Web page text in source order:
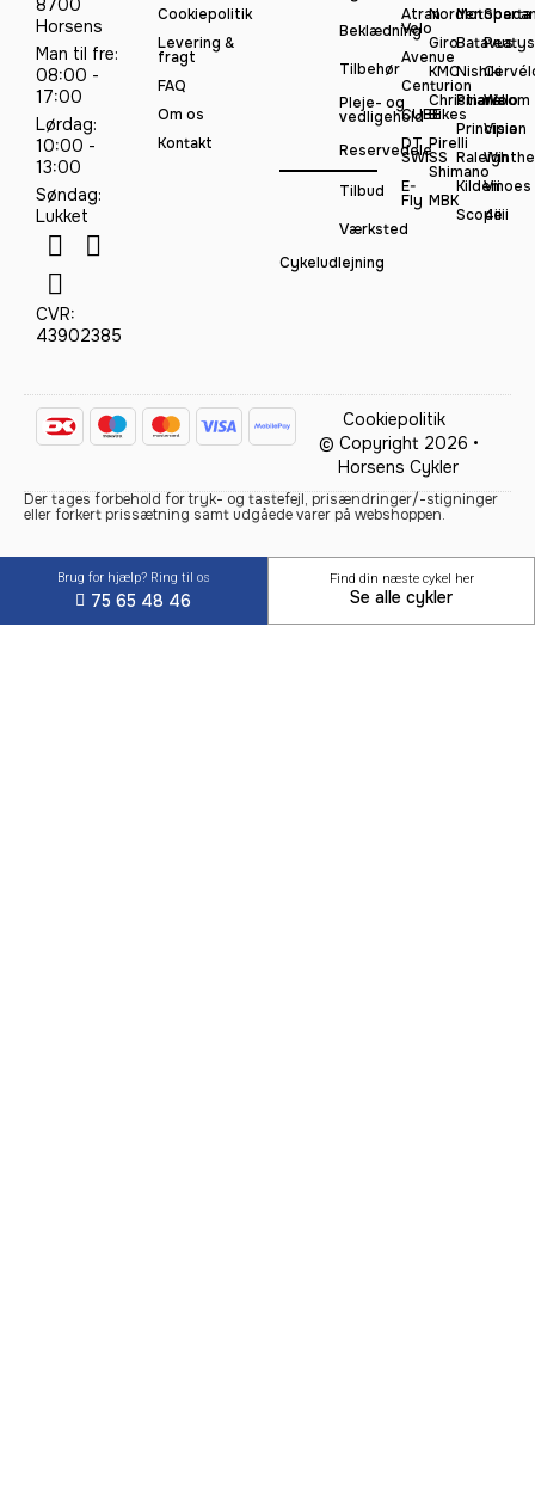
8700
Horsens
Man til fre:
08:00 -
17:00
Lørdag:
10:00 -
13:00
Søndag:
Lukket
CVR:
43902385
Cookiepolitik
Levering &
fragt
FAQ
Om os
Kontakt
Beklædning
Tilbehør
Pleje- og
vedligehold
Reservedele
Tilbud
Værksted
Cykeludlejning
Atran
Velo
Avenue
Centurion
CUBE
DT
SWISS
E-
Fly
Norden
Giro
KMC
Christiania
Bikes
Pirelli
Shimano
MBK
Batavus
Nishiki
Pinarello
Principia
Raleigh
Kildemoes
Scope
Sparta
Peatys
Woom
Vision
Vii
4iiii
Cookiepolitik
© Copyright 2026 •
Horsens Cykler
Der tages forbehold for tryk- og tastefejl, prisændringer/-stigninger
eller forkert prissætning samt udgåede varer på webshoppen.
Brug for hjælp? Ring til os
75 65 48 46
Find din næste cykel her
Se alle cykler